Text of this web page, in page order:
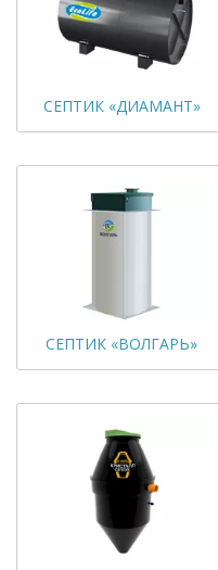
СЕПТИК «ДИАМАНТ»
СЕПТИК «ВОЛГАРЬ»